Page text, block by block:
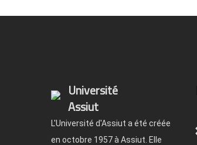
Université
Assiut
L'Université d'Assiut a été créée
en octobre 1957 à Assiut. Elle